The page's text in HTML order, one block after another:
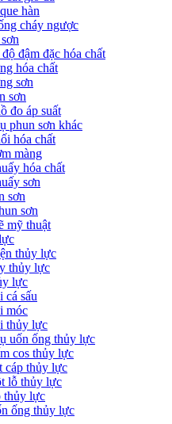
hàn
cháy ngược
đậm đặc hóa chất
hóa chất
sơn
sơn
đo áp suất
phun sơn khác
hóa chất
màng
hóa chất
sơn
sơn
sơn
mỹ thuật
thủy lực
thủy lực
lực
cá sấu
móc
thủy lực
uốn ống thủy lực
cos thủy lực
cáp thủy lực
lỗ thủy lực
thủy lực
ống thủy lực